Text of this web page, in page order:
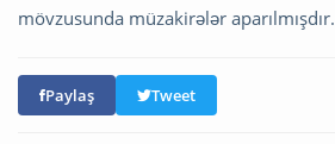
mövzusunda müzakirələr aparılmışdır.
Paylaş Tweet